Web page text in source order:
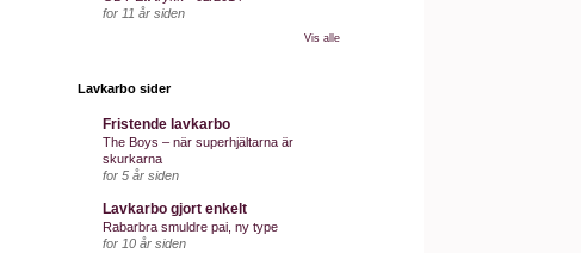
for 11 år siden
Vis alle
Lavkarbo sider
Fristende lavkarbo
The Boys – när superhjältarna är
skurkarna
for 5 år siden
Lavkarbo gjort enkelt
Rabarbra smuldre pai, ny type
for 10 år siden